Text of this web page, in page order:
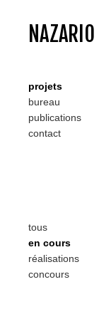
projets
bureau
publications
contact
tous
en cours
réalisations
concours